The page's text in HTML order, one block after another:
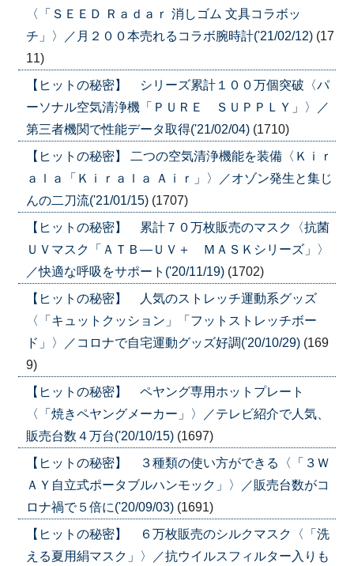
〈「ＳＥＥＤ Ｒａｄａｒ 消しゴム 文具コラボッ
チ」〉／月２００本売れるコラボ腕時計('21/02/12) (17
11)
【ヒットの秘密】 シリーズ累計１００万個突破〈パ
ーソナル空気清浄機「ＰＵＲＥ ＳＵＰＰＬＹ」〉／
第三者機関で性能データ取得('21/02/04) (1710)
【ヒットの秘密】 二つの空気清浄機能を装備〈Ｋｉｒ
ａｌａ「Ｋｉｒａｌａ Ａｉｒ」〉／オゾン発生と集じ
んの二刀流('21/01/15) (1707)
【ヒットの秘密】 累計７０万枚販売のマスク〈抗菌
ＵＶマスク「ＡＴＢ―ＵＶ＋ ＭＡＳＫシリーズ」〉
／快適な呼吸をサポート('20/11/19) (1702)
【ヒットの秘密】 人気のストレッチ運動系グッズ
〈「キュットクッション」「フットストレッチボー
ド」〉／コロナで自宅運動グッズ好調('20/10/29) (169
9)
【ヒットの秘密】 ペヤング専用ホットプレート
〈「焼きペヤングメーカー」〉／テレビ紹介で人気、
販売台数４万台('20/10/15) (1697)
【ヒットの秘密】 ３種類の使い方ができる〈「３Ｗ
ＡＹ自立式ポータブルハンモック」〉／販売台数がコ
ロナ禍で５倍に('20/09/03) (1691)
【ヒットの秘密】 ６万枚販売のシルクマスク〈「洗
える夏用絹マスク」〉／抗ウイルスフィルター入りも